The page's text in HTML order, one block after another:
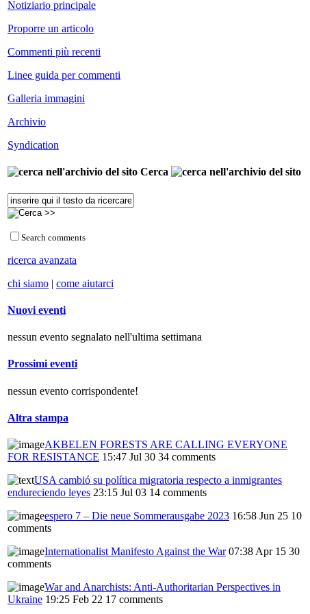
Notiziario principale
Proporre un articolo
Commenti più recenti
Linee guida per commenti
Galleria immagini
Archivio
Syndication
Cerca
Search comments
ricerca avanzata
chi siamo | come aiutarci
Nuovi eventi
nessun evento segnalato nell'ultima settimana
Prossimi eventi
nessun evento corrispondente!
Altra stampa
AKBELEN FORESTS ARE CALLING EVERYONE
FOR RESISTANCE 15:47 Jul 30 34 comments
USA cambió su política migratoria respecto a inmigrantes
endureciendo leyes 23:15 Jul 03 14 comments
espero 7 – Die neue Sommerausgabe 2023 16:58 Jun 25 10
comments
Internationalist Manifesto Against the War 07:38 Apr 15 30
comments
War and Anarchists: Anti-Authoritarian Perspectives in
Ukraine 19:25 Feb 22 17 comments